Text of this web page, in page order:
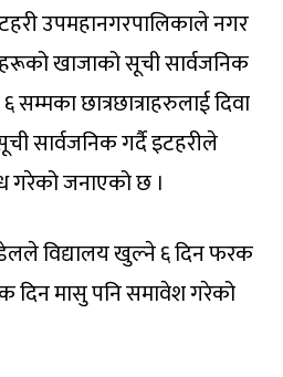
उपमहानगरपालिकाले नगर
खाजाको सूची सार्वजनिक
छात्रछात्राहरुलाई दिवा
सार्वजनिक गर्दै इटहरीले
गरेको जनाएको छ ।
विद्यालय खुल्ने ६ दिन फरक
मासु पनि समावेश गरेको